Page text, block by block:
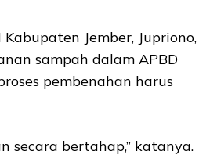
Jember, Jupriono,
sampah dalam APBD
pembenahan harus
secara bertahap,” katanya.